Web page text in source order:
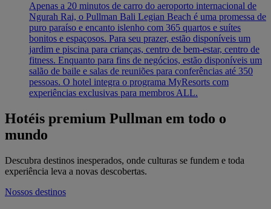
Apenas a 20 minutos de carro do aeroporto internacional de
Ngurah Rai, o Pullman Bali Legian Beach é uma promessa de
puro paraíso e encanto islenho com 365 quartos e suítes
bonitos e espaçosos. Para seu prazer, estão disponíveis um
jardim e piscina para crianças, centro de bem-estar, centro de
fitness. Enquanto para fins de negócios, estão disponíveis um
salão de baile e salas de reuniões para conferências até 350
pessoas. O hotel integra o programa MyResorts com
experiências exclusivas para membros ALL.
Hotéis premium Pullman em todo o
mundo
Descubra destinos inesperados, onde culturas se fundem e toda
experiência leva a novas descobertas.
Nossos destinos